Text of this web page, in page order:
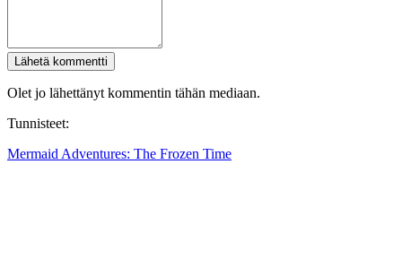
Lähetä kommentti
Olet jo lähettänyt kommentin tähän mediaan.
Tunnisteet:
Mermaid Adventures: The Frozen Time